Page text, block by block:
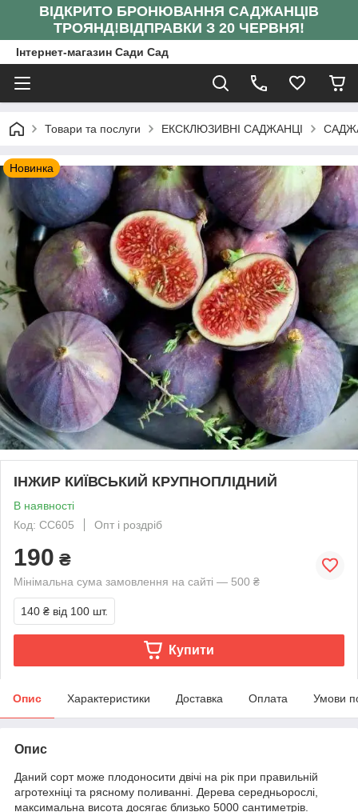
ВІДКРИТО БРОНЮВАННЯ САДЖАНЦІВ
ТРОЯНД!ВІДПРАВКИ З 20 ЧЕРВНЯ!
Інтернет-магазин Сади Сад
Товари та послуги ЕКСКЛЮЗИВНІ САДЖАНЦІ
Новинка
ІНЖИР КИЇВСЬКИЙ КРУПНОПЛІДНИЙ
В наявності
Код: СС605
Опт і роздріб
190 ₴
Мінімальна сума замовлення на сайті — 500 ₴
140 ₴ від 100 шт.
Купити
Опис Характеристики Доставка Оплата Умови
Опис
Даний сорт може плодоносити двічі на рік при правильній
агротехніці та рясному поливанні. Дерева середньорослі,
максимальна висота досягає близько 5000 сантиметрів.